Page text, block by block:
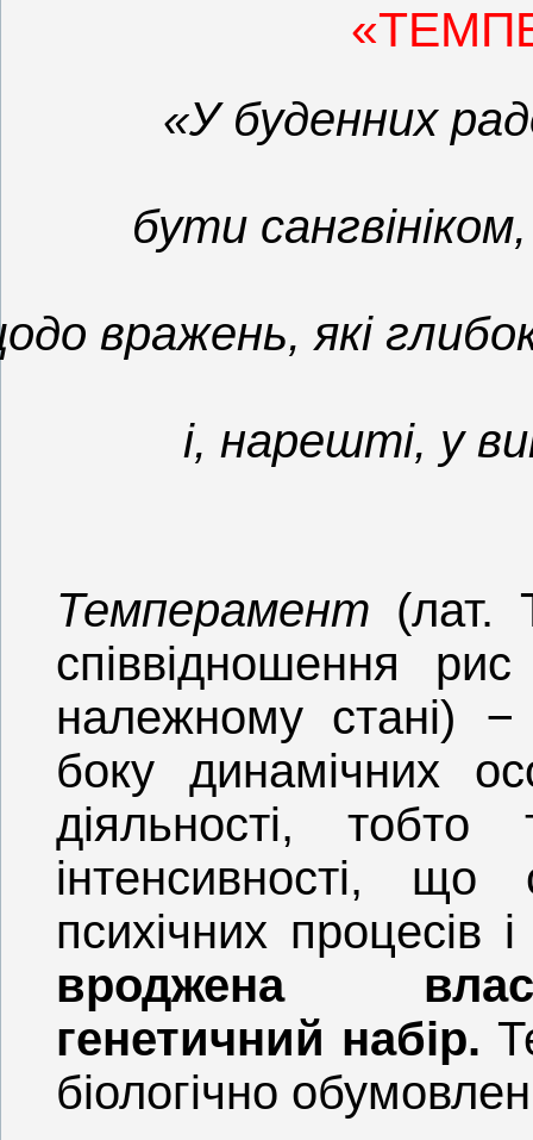
«У буденних
бути
вражень, які
і, нарешті, у
Темперамент (лат.
співвідношення
належному стані) −
боку динамічних
діяльності,
інтенсивності, що
психічних процесів
вроджена
генетичний набір.
біологічно